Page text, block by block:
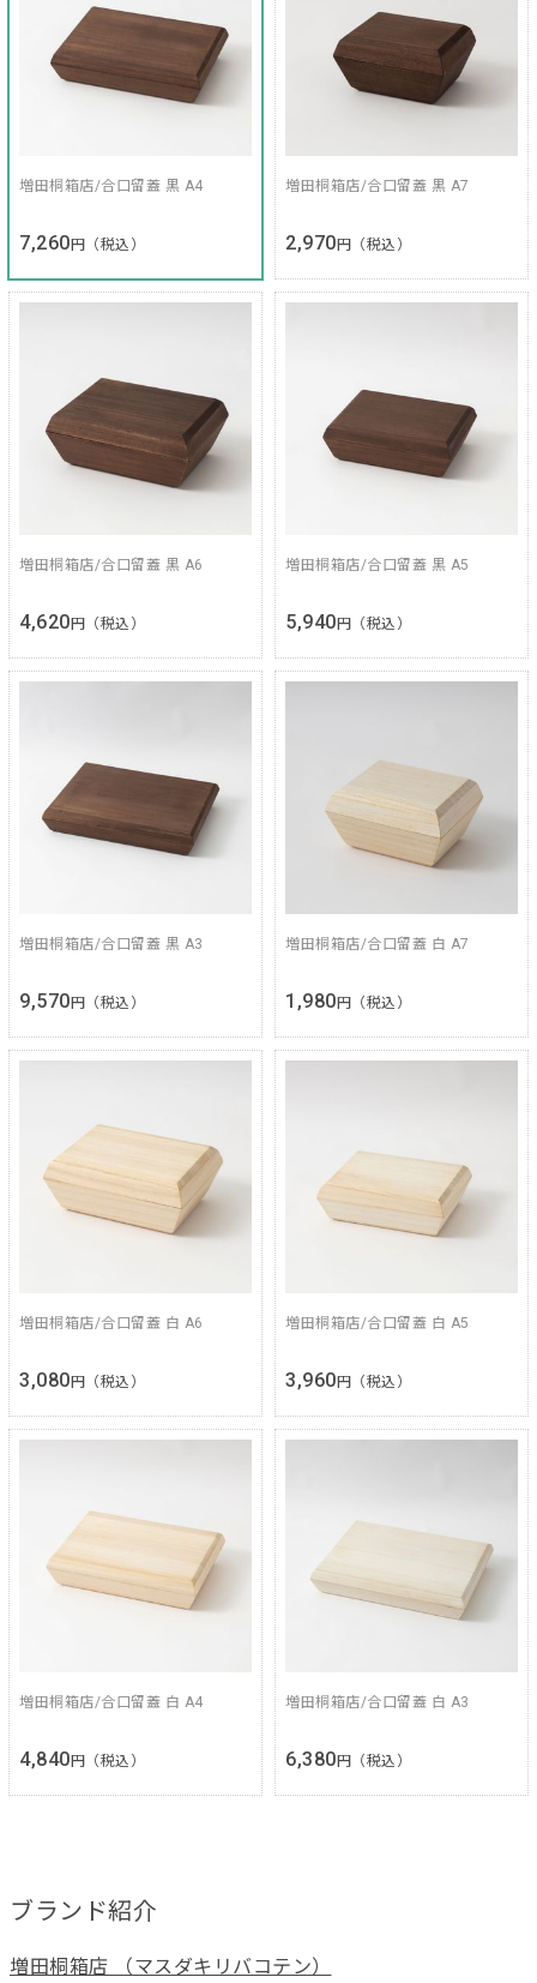
増田桐箱店/合口留蓋 黒 A4
7,260円（税込）
増田桐箱店/合口留蓋 黒 A7
2,970円（税込）
増田桐箱店/合口留蓋 黒 A6
4,620円（税込）
増田桐箱店/合口留蓋 黒 A5
5,940円（税込）
増田桐箱店/合口留蓋 黒 A3
9,570円（税込）
増田桐箱店/合口留蓋 白 A7
1,980円（税込）
増田桐箱店/合口留蓋 白 A6
3,080円（税込）
増田桐箱店/合口留蓋 白 A5
3,960円（税込）
増田桐箱店/合口留蓋 白 A4
4,840円（税込）
増田桐箱店/合口留蓋 白 A3
6,380円（税込）
ブランド紹介
増田桐箱店 （マスダキリバコテン）